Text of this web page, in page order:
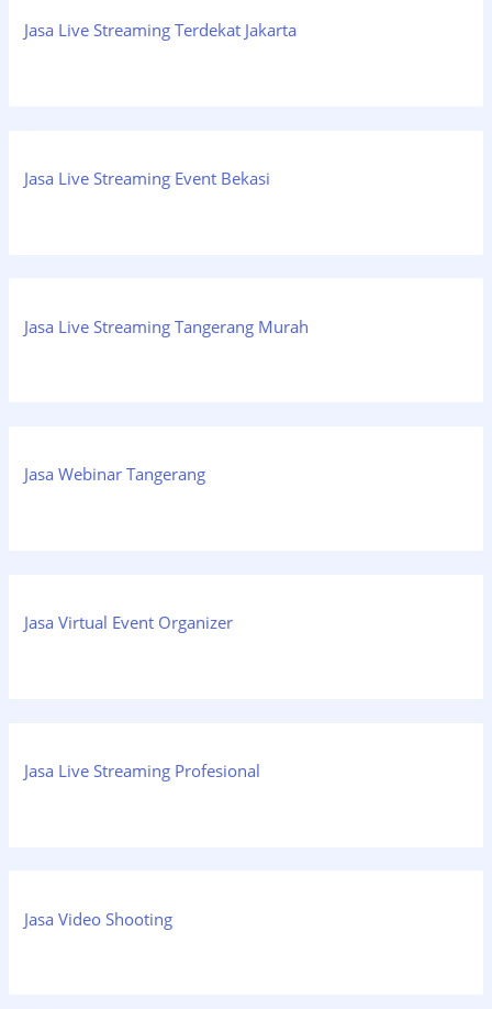
Jasa Live Streaming Terdekat Jakarta
Jasa Live Streaming Event Bekasi
Jasa Live Streaming Tangerang Murah
Jasa Webinar Tangerang
Jasa Virtual Event Organizer
Jasa Live Streaming Profesional
Jasa Video Shooting